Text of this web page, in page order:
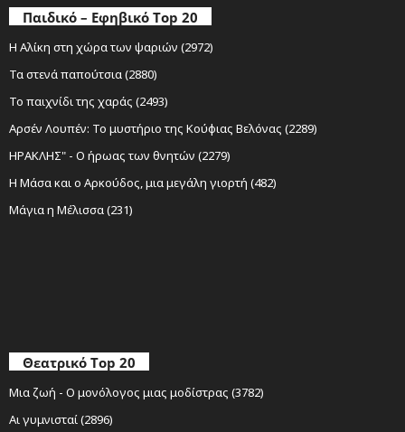
Παιδικό – Εφηβικό Top 20
Η Αλίκη στη χώρα των ψαριών (2972)
Τα στενά παπούτσια (2880)
Το παιχνίδι της χαράς (2493)
Αρσέν Λουπέν: Το μυστήριο της Κούφιας Βελόνας (2289)
ΗΡΑΚΛΗΣ" - Ο ήρωας των θνητών (2279)
Η Μάσα και ο Αρκούδος, μια μεγάλη γιορτή (482)
Μάγια η Μέλισσα (231)
Θεατρικό Top 20
Μια ζωή - Ο μονόλογος μιας μοδίστρας (3782)
Αι γυμνισταί (2896)